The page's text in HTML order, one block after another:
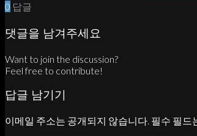
0 답글
댓글을 남겨주세요
Want to join the discussion?
Feel free to contribute!
답글 남기기
이메일 주소는 공개되지 않습니다. 필수 필드